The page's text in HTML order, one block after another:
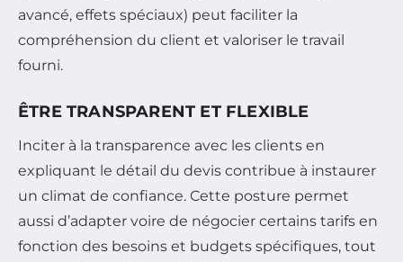
avancé, effets spéciaux) peut faciliter la
compréhension du client et valoriser le travail
fourni.
ÊTRE TRANSPARENT ET FLEXIBLE
Inciter à la transparence avec les clients en
expliquant le détail du devis contribue à instaurer
un climat de confiance. Cette posture permet
aussi d’adapter voire de négocier certains tarifs en
fonction des besoins et budgets spécifiques, tout